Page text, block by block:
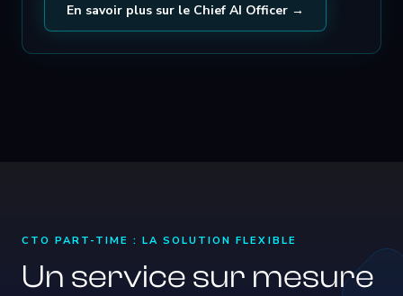
En savoir plus sur le Chief AI Officer →
CTO PART-TIME : LA SOLUTION FLEXIBLE
Un service sur mesure